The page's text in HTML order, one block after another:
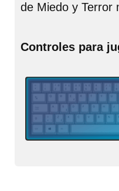
de Miedo y Terror
Controles para